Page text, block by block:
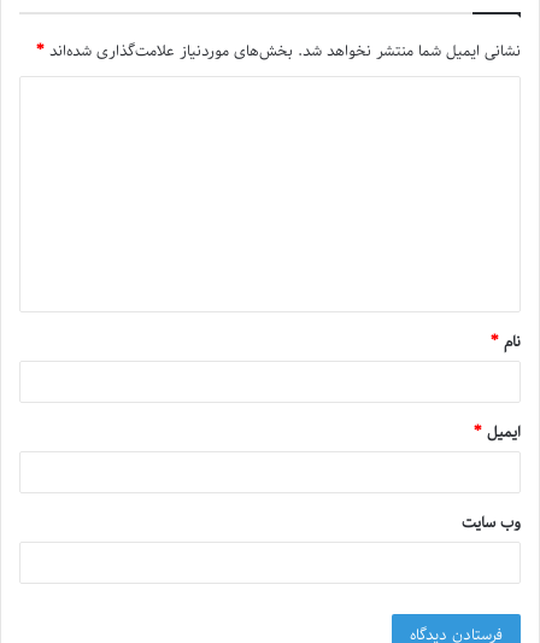
نشانی ایمیل شما منتشر نخواهد شد. بخش‌های موردنیاز علامت‌گذاری شده‌اند*
نام*
ایمیل*
وب‌ سایت